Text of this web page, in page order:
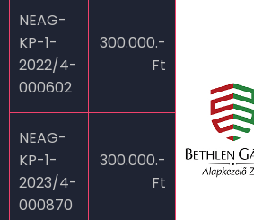
NEAG-
KP-1-
2022/4-
000602
300.000.-
Ft
NEAG-
KP-1-
2023/4-
000870
300.000.-
Ft